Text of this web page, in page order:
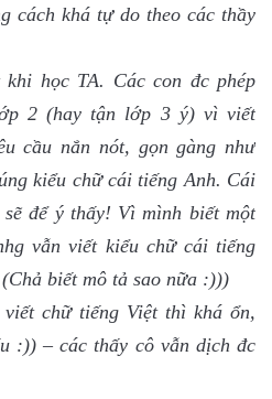
cách khá tự do theo các thầy
học TA. Các con đc phép
2 (hay tận lớp 3 ý) vì viết
cầu nắn nót, gọn gàng như
kiểu chữ cái tiếng Anh. Cái
để ý thấy! Vì mình biết một
vẫn viết kiểu chữ cái tiếng
biết mô tả sao nữa :)))
chữ tiếng Việt thì khá ổn,
:)) – các thấy cô vẫn dịch đc